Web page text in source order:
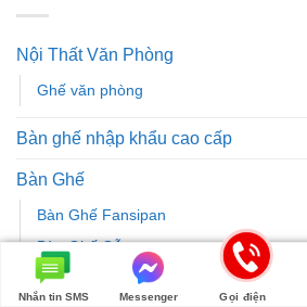
Nội Thất Văn Phòng
Ghế văn phòng
Bàn ghế nhập khẩu cao cấp
Bàn Ghế
Bàn Ghế Fansipan
Bàn Ghế Gỗ
Bàn ghế gỗ nhà hàng
Gọi điện
Messenger
Nhắn tin SMS